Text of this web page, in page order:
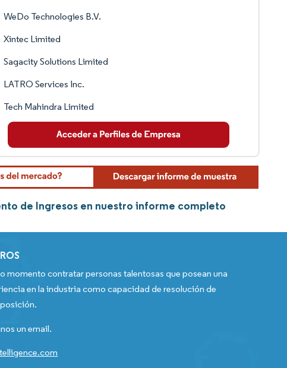
WeDo Technologies B.V.
Xintec Limited
Sagacity Solutions Limited
LATRO Services Inc.
Tech Mahindra Limited
de Ingresos en nuestro informe completo
momento contratar personas talentosas que posean una
en la industria como capacidad de resolución de
un email.